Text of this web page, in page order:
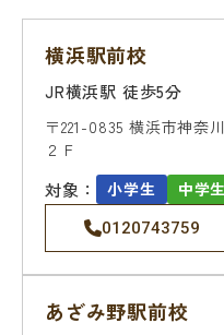
対策講座・特別コース
受講までの流れ
無料受験セミナ
ー
横浜駅前校
JR横浜駅 徒歩5分
〒221-0835 横浜市神奈
２Ｆ
対象： 小学生 中学生
0120743759
あざみ野駅前校